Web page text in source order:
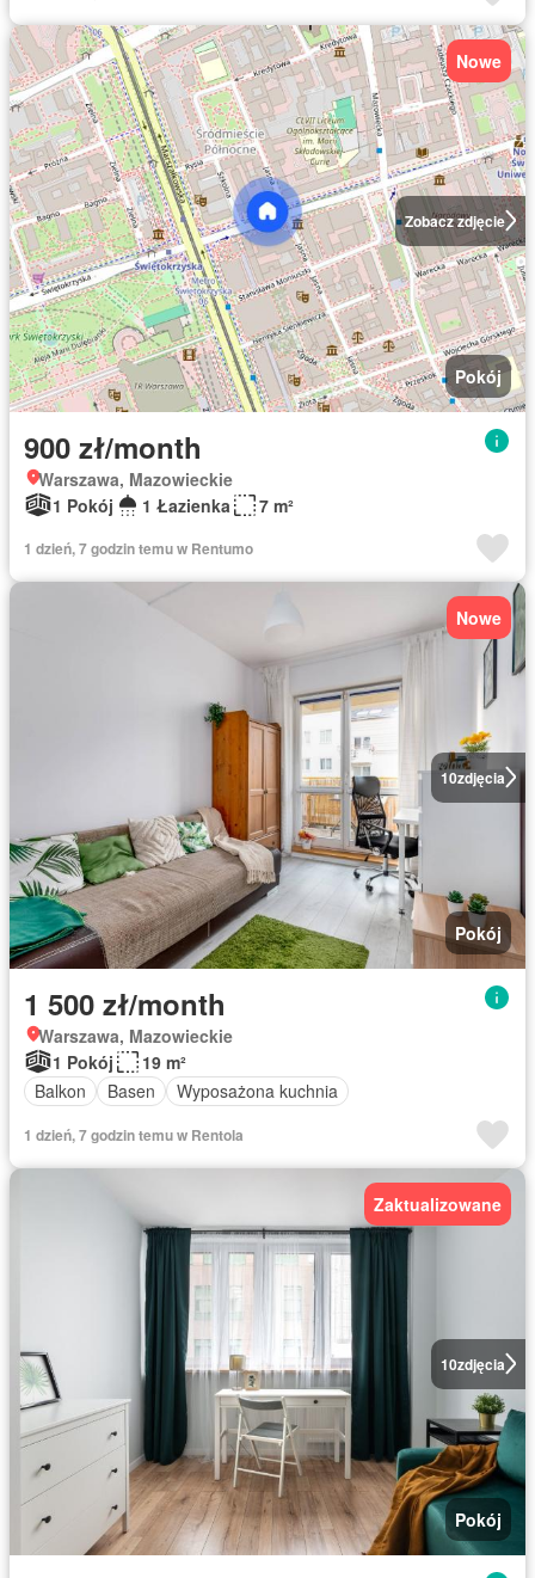
Zobacz zdjęcie
Nowe
Pokój
900 zł/month
Warszawa, Mazowieckie
1 Pokój
1 Łazienka 7 m²
1 dzień, 7 godzin temu w Rentumo
10zdjęcia
Nowe
Pokój
1 500 zł/month
Warszawa, Mazowieckie
1 Pokój
19 m²
Balkon
Basen Wyposażona kuchnia
1 dzień, 7 godzin temu w Rentola
10zdjęcia
Zaktualizowane
Pokój